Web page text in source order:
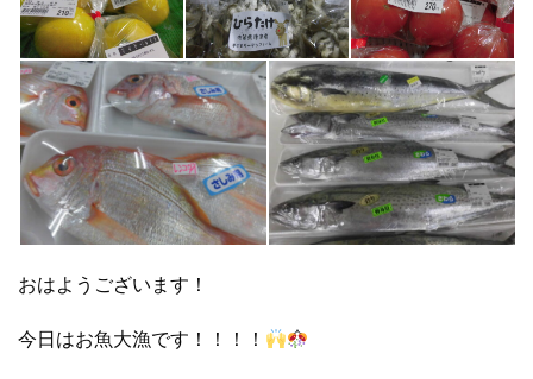
おはようございます！
今日はお魚大漁です！！！！